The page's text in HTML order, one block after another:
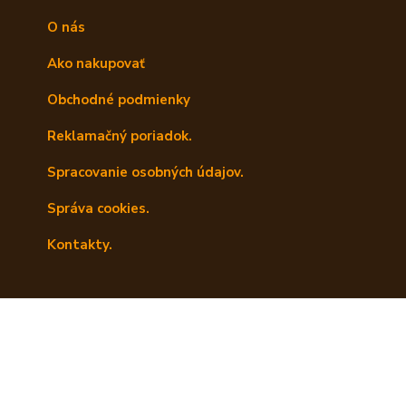
O nás
Ako nakupovať
Obchodné podmienky
Reklamačný poriadok.
Spracovanie osobných údajov.
Správa cookies.
Kontakty.